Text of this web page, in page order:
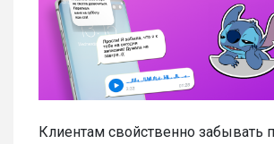
Клиентам свойственно забывать